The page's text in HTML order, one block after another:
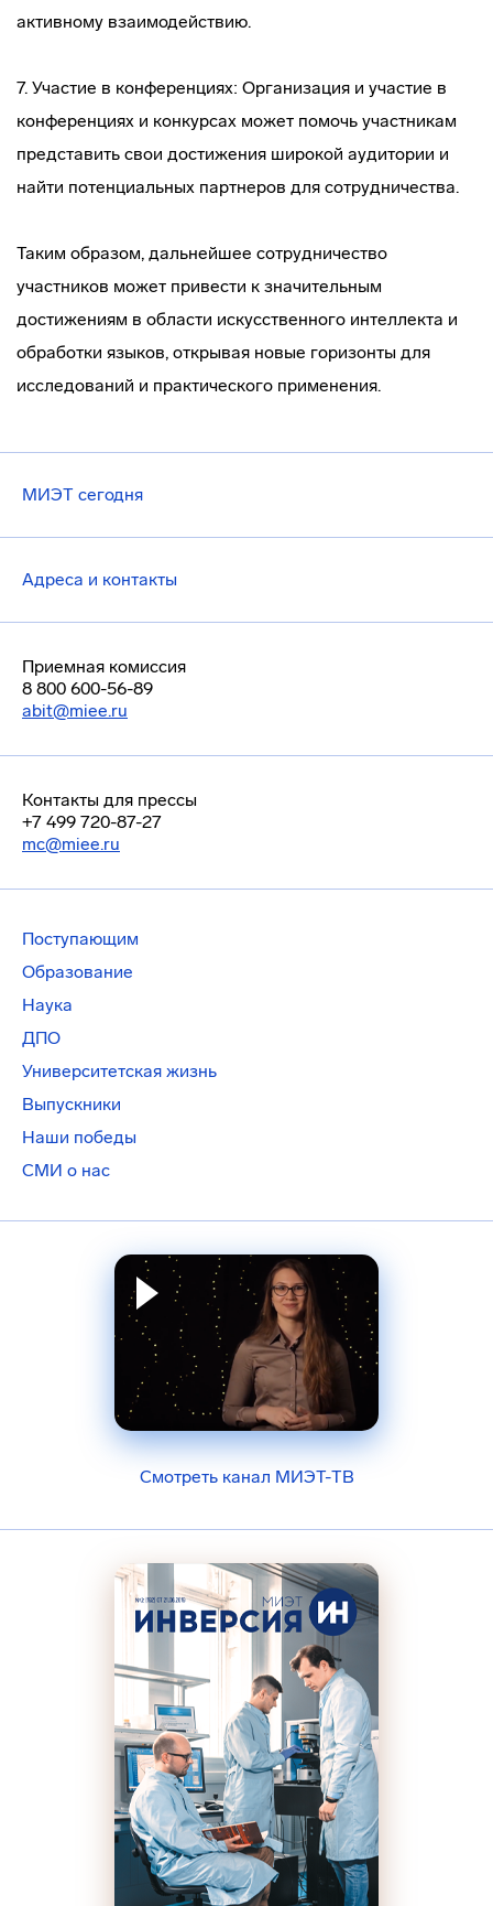
активному взаимодействию.
7. Участие в конференциях: Организация и участие в
конференциях и конкурсах может помочь участникам
представить свои достижения широкой аудитории и
найти потенциальных партнеров для сотрудничества.
Таким образом, дальнейшее сотрудничество
участников может привести к значительным
достижениям в области искусственного интеллекта и
обработки языков, открывая новые горизонты для
исследований и практического применения.
МИЭТ сегодня
Адреса и контакты
Приемная комиссия
8 800 600-56-89
abit@miee.ru
Контакты для прессы
+7 499 720-87-27
mc@miee.ru
Поступающим
Образование
Наука
ДПО
Университетская жизнь
Выпускники
Наши победы
СМИ о нас
Смотреть канал МИЭТ-ТВ